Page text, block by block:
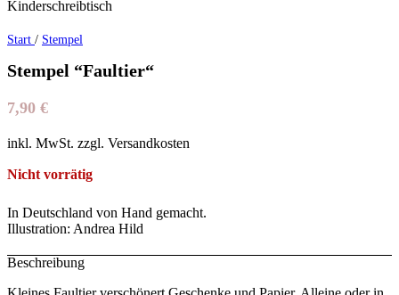
Start / Stempel
Stempel “Faultier“
7,90 €
inkl. MwSt. zzgl. Versandkosten
Nicht vorrätig
In Deutschland von Hand gemacht.
Illustration: Andrea Hild
Beschreibung